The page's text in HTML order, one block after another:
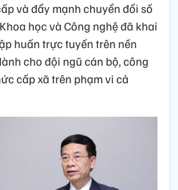
và đẩy mạnh chuyển đổi số
học và Công nghệ đã khai
huấn trực tuyến trên nền
cho đội ngũ cán bộ, công
cấp xã trên phạm vi cả